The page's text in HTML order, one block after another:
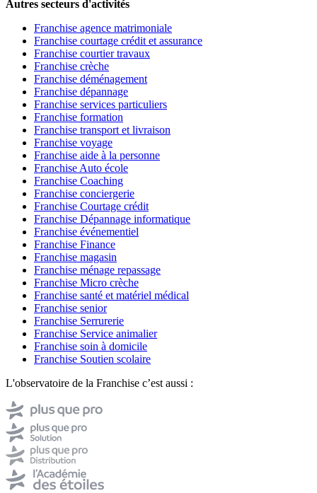
Autres secteurs d'activités
Franchise agence matrimoniale
Franchise courtage crédit et assurance
Franchise courtier travaux
Franchise crèche
Franchise déménagement
Franchise dépannage
Franchise services particuliers
Franchise formation
Franchise transport et livraison
Franchise voyage
Franchise aide à la personne
Franchise Auto école
Franchise Coaching
Franchise conciergerie
Franchise Courtage crédit
Franchise Dépannage informatique
Franchise événementiel
Franchise Finance
Franchise magasin
Franchise ménage repassage
Franchise Micro crèche
Franchise santé et matériel médical
Franchise senior
Franchise Serrurerie
Franchise Service animalier
Franchise soin à domicile
Franchise Soutien scolaire
L'observatoire de la Franchise c’est aussi :